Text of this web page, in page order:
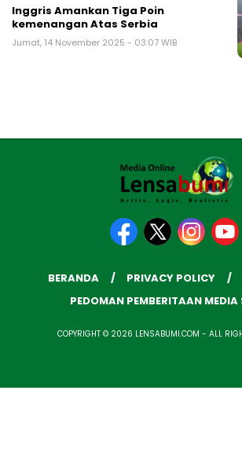
Inggris Amankan Tiga Poin
kemenangan Atas Serbia
Jumat, 14 November 2025 - 03:07 WIB
BERANDA PRIVACY POLICY
PEDOMAN PEMBERITAAN MEDIA
COPYRIGHT © 2026 LENSABUMI.COM - ALL